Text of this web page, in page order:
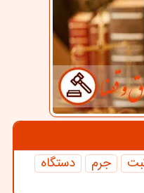
جرم
دستگاه